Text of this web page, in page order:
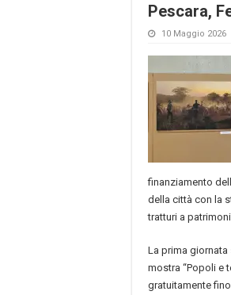
Pescara,
10 Maggio 2026
finanziamento
della città con la
tratturi a
La prima
mostra “Popoli e
gratuitamente